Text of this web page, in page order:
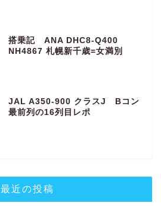
搭乗記 ANA DHC8-Q400
NH4867 札幌新千歳=女満別
JAL A350-900 クラスJ Bコン
最前列の16列目レポ
最近の投稿